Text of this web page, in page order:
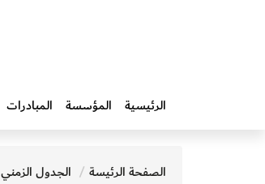
الرئيسية المؤسسة المبادرات‎
الصفحة الرئيسة الجدول الزمني